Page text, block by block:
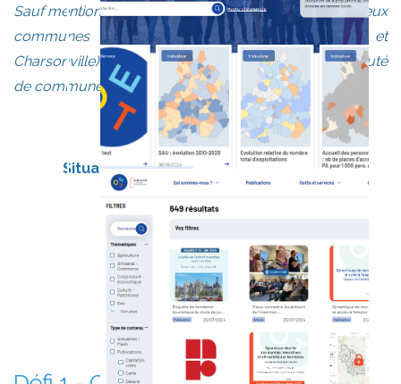
Sauf mention contraire, les indicateurs intègrent les deux
communes du Loiret (Epieds-en-Beauce et
Charsonville) qui ont récemment rejoint la Communauté
de communes de la Beauce oratorienne.
Situation du pays Beauce Val de Loire
Bien positionné
Position médiane
Moins bien positionné